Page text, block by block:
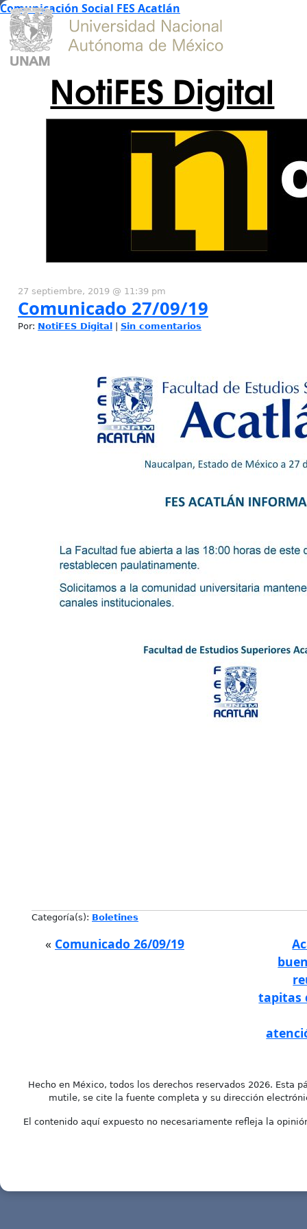
Comunicación Social FES Acatlán
NotiFES Digital
27 septiembre, 2019 @ 11:39 pm
Comunicado 27/09/19
Por: NotiFES Digital Sin comentarios
Categoría(s): Boletines
« Comunicado 26/09/19
tapitas
Hecho en México, todos los derechos reservados 2026. Esta
mutile, se cite la fuente completa y su dirección
El contenido aquí expuesto no necesariamente refleja la